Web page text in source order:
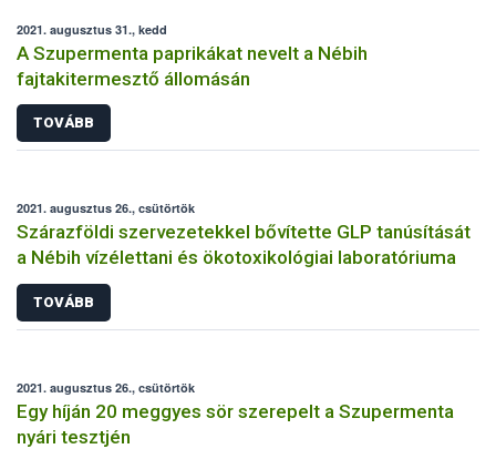
2021. augusztus 31., kedd
A Szupermenta paprikákat nevelt a Nébih
fajtakitermesztő állomásán
TOVÁBB
2021. augusztus 26., csütörtök
Szárazföldi szervezetekkel bővítette GLP tanúsítását
a Nébih vízélettani és ökotoxikológiai laboratóriuma
TOVÁBB
2021. augusztus 26., csütörtök
Egy híján 20 meggyes sör szerepelt a Szupermenta
nyári tesztjén